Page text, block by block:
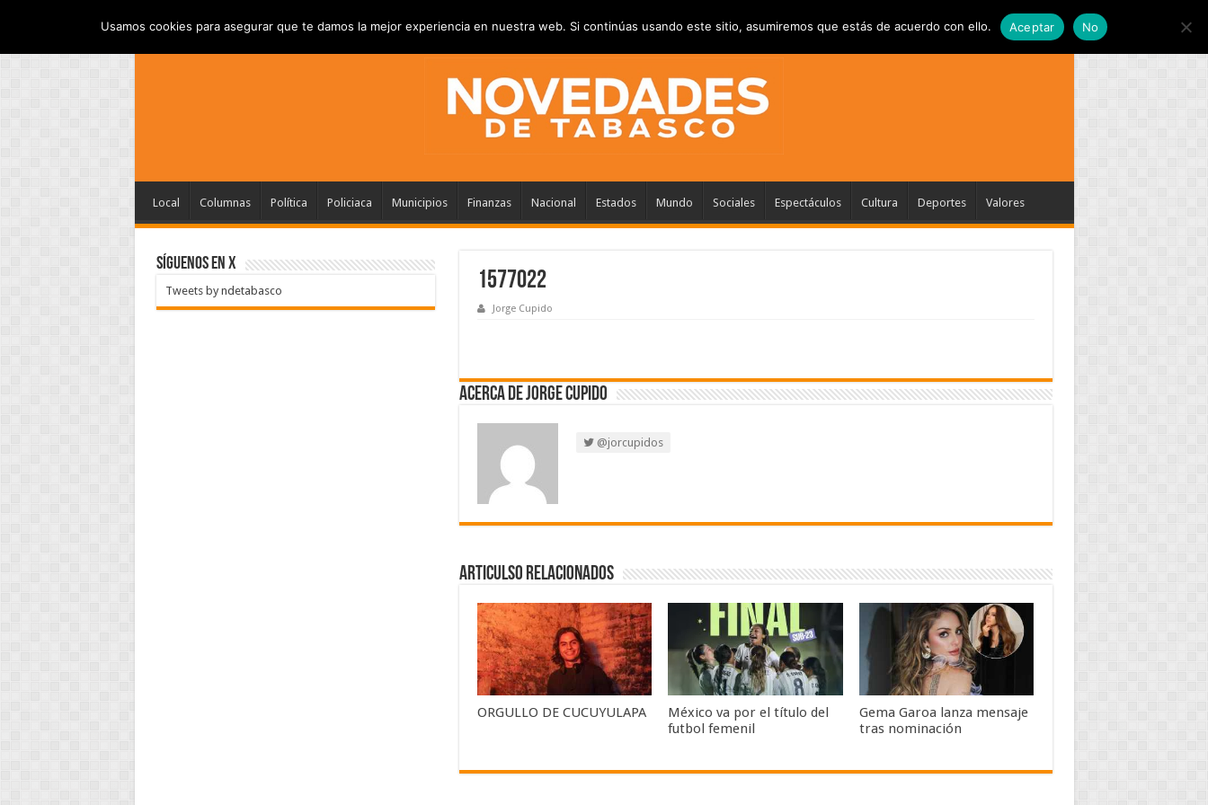
Local Columnas Política Policiaca Municipios Finanzas Nacional Estados Mundo Sociales Espectáculos Cultura Deportes Valores
1577022
Jorge Cupido
Acerca de Jorge Cupido
@jorcupidos
Articulso Relacionados
ORGULLO DE CUCUYULAPA
México va por el título del
futbol femenil
Gema Garoa lanza mensaje
tras nominación
SÍGUENOS EN X
Tweets by ndetabasco
Usamos cookies para asegurar que te damos la mejor experiencia en nuestra web. Si continúas usando este sitio, asumiremos que estás de acuerdo con ello. Aceptar No